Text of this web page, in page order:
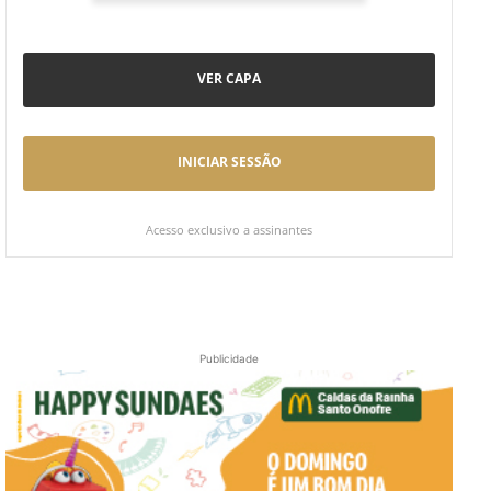
VER CAPA
INICIAR SESSÃO
Acesso exclusivo a assinantes
Publicidade